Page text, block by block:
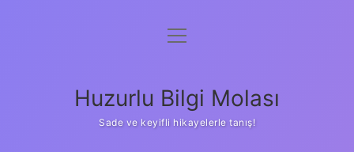
Anasayfa
Yasal Uyarı
menüyü
Huzurlu Bilgi Molası
Sade ve keyifli hikayelerle tanış!